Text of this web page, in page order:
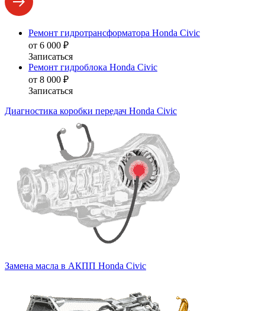
Ремонт гидротрансформатора Honda Civic
от 6 000 ₽
Записаться
Ремонт гидроблока Honda Civic
от 8 000 ₽
Записаться
Диагностика коробки передач Honda Civic
Замена масла в АКПП Honda Civic